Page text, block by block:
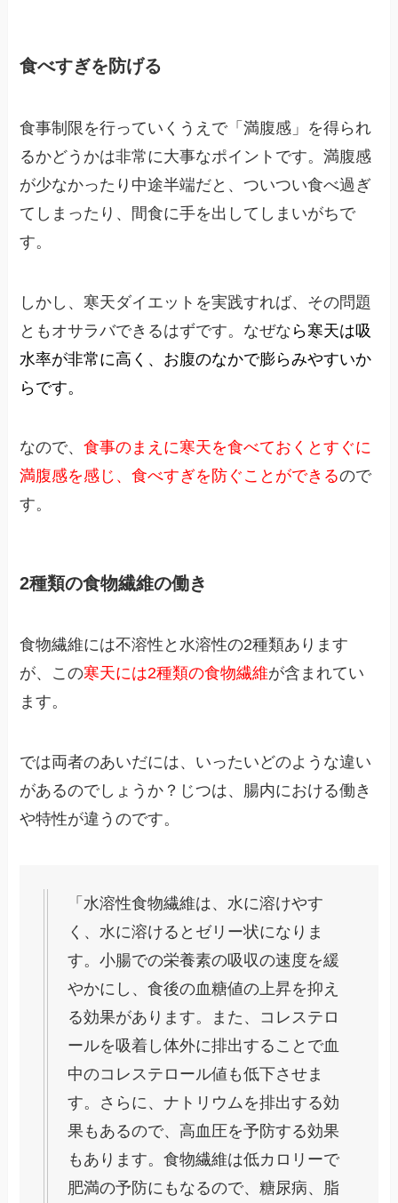
食べすぎを防げる
食事制限を行っていくうえで「満腹感」を得られ
るかどうかは非常に大事なポイントです。満腹感
が少なかったり中途半端だと、ついつい食べ過ぎ
てしまったり、間食に手を出してしまいがちで
す。
しかし、寒天ダイエットを実践すれば、その問題
ともオサラバできるはずです。なぜな ら寒天は吸
水率が非常に高く、お腹のなかで膨らみやすいか
らです。
なので、食事のまえに寒天を食べておくとすぐに
満腹感を感じ、食べすぎを防ぐことができるので
す。
2種類の食物繊維の働き
食物繊維には不溶性と水溶性の2種類あります
が、この寒天には2種類の食物繊維が含まれてい
ます。
では両者のあいだには、いったいどのような違い
があるのでしょうか？じつは、腸内における働き
や特性が違うのです。
「水溶性食物繊維は、水に溶けやす
く、水に溶けるとゼリー状になりま
す。小腸での栄養素の吸収の速度を緩
やかにし、食後の血糖値の上昇を抑え
る効果があります。また、コレステロ
ールを吸着し体外に排出することで血
中のコレステロール値も低下させま
す。さらに、ナトリウムを排出する効
果もあるので、高血圧を予防する効果
もあります。食物繊維は低カロリーで
肥満の予防にもなるので、糖尿病、脂